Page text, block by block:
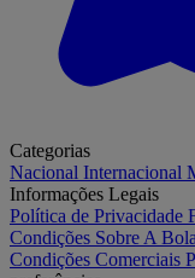
Categorias
Nacional Internacional
Informações Legais
Política de Privacidade
Condições Sobre A Bola
Condições Comerciais